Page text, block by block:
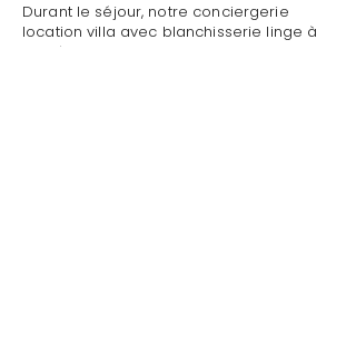
Durant le séjour, notre conciergerie
location villa avec blanchisserie linge à
La Môle reste disponible pour toute